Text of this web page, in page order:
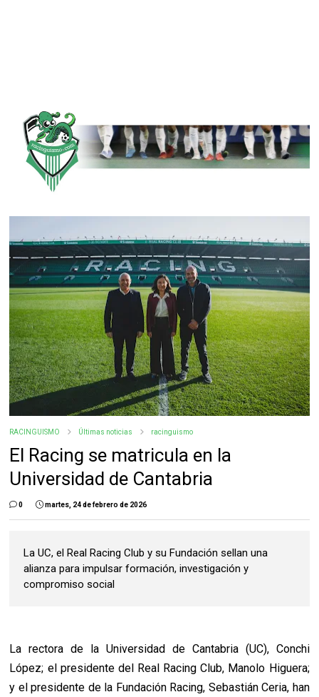
RACINGUISMO Últimas noticias racinguismo
El Racing se matricula en la
Universidad de Cantabria
0 martes, 24 de febrero de 2026
La UC, el Real Racing Club y su Fundación sellan una
alianza para impulsar formación, investigación y
compromiso social
La rectora de la Universidad de Cantabria (UC), Conchi
López; el presidente del Real Racing Club, Manolo Higuera;
y el presidente de la Fundación Racing, Sebastián Ceria, han